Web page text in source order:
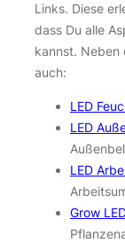
Links. Diese
dass Du alle
kannst. Neben
auch:
LED
LED
LED
Grow